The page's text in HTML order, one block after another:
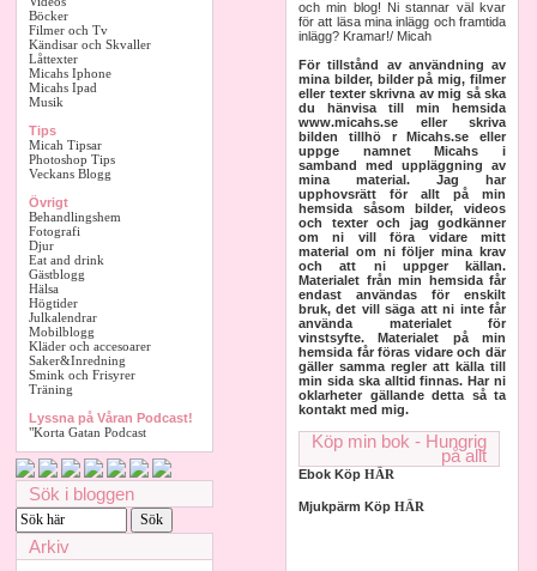
Böcker
Filmer och Tv
Kändisar och Skvaller
Låttexter
Micahs Iphone
Micahs Ipad
Musik
Tips
Micah Tipsar
Photoshop Tips
Veckans Blogg
Övrigt
Behandlingshem
Fotografi
Djur
Eat and drink
Gästblogg
Hälsa
Högtider
Julkalendrar
Mobilblogg
Kläder och accesoarer
Saker&Inredning
Smink och Frisyrer
Träning
Lyssna på Våran Podcast!
"Korta Gatan Podcast
Sök i bloggen
Arkiv
och min blog! Ni stannar väl kvar
för att läsa mina inlägg och framtida
inlägg? Kramar!/ Micah
För tillstånd av användning av
mina bilder, bilder på mig, filmer
eller texter skrivna av mig så ska
du hänvisa till min hemsida
www.micahs.se eller skriva
bilden tillhö r Micahs.se eller
uppge namnet Micahs i
samband med uppläggning av
mina material. Jag har
upphovsrätt för allt på min
hemsida såsom bilder, videos
och texter och jag godkänner
om ni vill föra vidare mitt
material om ni följer mina krav
och att ni uppger källan.
Materialet från min hemsida får
endast användas för enskilt
bruk, det vill säga att ni inte får
använda materialet för
vinstsyfte. Materialet på min
hemsida får föras vidare och där
gäller samma regler att källa till
min sida ska alltid finnas. Har ni
oklarheter gällande detta så ta
kontakt med mig.
Köp min bok - Hungrig
på allt
Ebok Köp HÄR
Mjukpärm Köp HÄR